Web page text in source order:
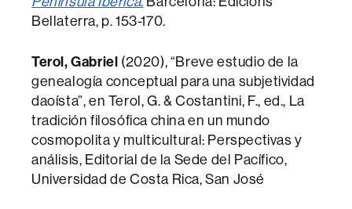
Bellaterra, p. 153-170.
Terol, Gabriel (2020), “Breve estudio de la
genealogía conceptual para una subjetividad
daoísta”, en Terol, G. & Costantini, F., ed., La
tradición filosófica china en un mundo
cosmopolita y multicultural: Perspectivas y
análisis, Editorial de la Sede del Pacífico,
Universidad de Costa Rica, San José